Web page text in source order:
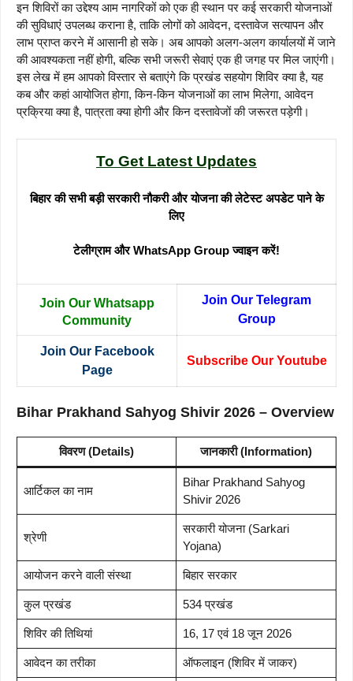
इन शिविरों का उद्देश्य आम नागरिकों को एक ही स्थान पर कई सरकारी योजनाओं
की सुविधाएं उपलब्ध कराना है, ताकि लोगों को आवेदन, दस्तावेज सत्यापन और
लाभ प्राप्त करने में आसानी हो सके। अब आपको अलग-अलग कार्यालयों में जाने
की आवश्यकता नहीं होगी, बल्कि सभी जरूरी सेवाएं एक ही जगह पर मिल जाएंगी।
इस लेख में हम आपको विस्तार से बताएंगे कि प्रखंड सहयोग शिविर क्या है, यह
कब और कहां आयोजित होगा, किन-किन योजनाओं का लाभ मिलेगा, आवेदन
प्रक्रिया क्या है, पात्रता क्या होगी और किन दस्तावेजों की जरूरत पड़ेगी।
To Get Latest Updates
बिहार की सभी बड़ी सरकारी नौकरी और योजना की लेटेस्ट अपडेट पाने के
लिए
टेलीग्राम और WhatsApp Group ज्वाइन करें!
Join Our Whatsapp
Community
Join Our Telegram
Group
Join Our Facebook
Page
Subscribe Our Youtube
Bihar Prakhand Sahyog Shivir 2026 – Overview
विवरण (Details) जानकारी (Information)
आर्टिकल का नाम
Bihar Prakhand Sahyog
Shivir 2026
श्रेणी
सरकारी योजना (Sarkari
Yojana)
आयोजन करने वाली संस्था बिहार सरकार
कुल प्रखंड 534 प्रखंड
शिविर की तिथियां 16, 17 एवं 18 जून 2026
आवेदन का तरीका ऑफलाइन (शिविर में जाकर)